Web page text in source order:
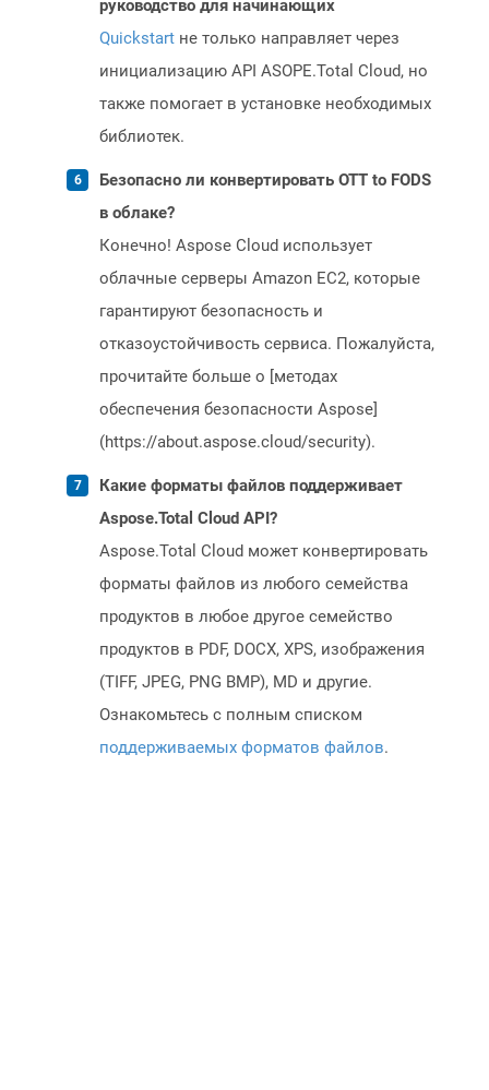
руководство для начинающих
Quickstart не только направляет через
инициализацию API ASOPE.Total Cloud, но
также помогает в установке необходимых
библиотек.
Безопасно ли конвертировать OTT to FODS
в облаке?
Конечно! Aspose Cloud использует
облачные серверы Amazon EC2, которые
гарантируют безопасность и
отказоустойчивость сервиса. Пожалуйста,
прочитайте больше о [методах
обеспечения безопасности Aspose]
(https://about.aspose.cloud/security).
Какие форматы файлов поддерживает
Aspose.Total Cloud API?
Aspose.Total Cloud может конвертировать
форматы файлов из любого семейства
продуктов в любое другое семейство
продуктов в PDF, DOCX, XPS, изображения
(TIFF, JPEG, PNG BMP), MD и другие.
Ознакомьтесь с полным списком
поддерживаемых форматов файлов.